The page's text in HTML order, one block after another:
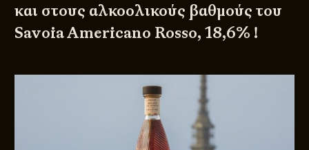
και στους αλκοολικούς βαθμούς του
Savoia Americano Rosso, 18,6% !